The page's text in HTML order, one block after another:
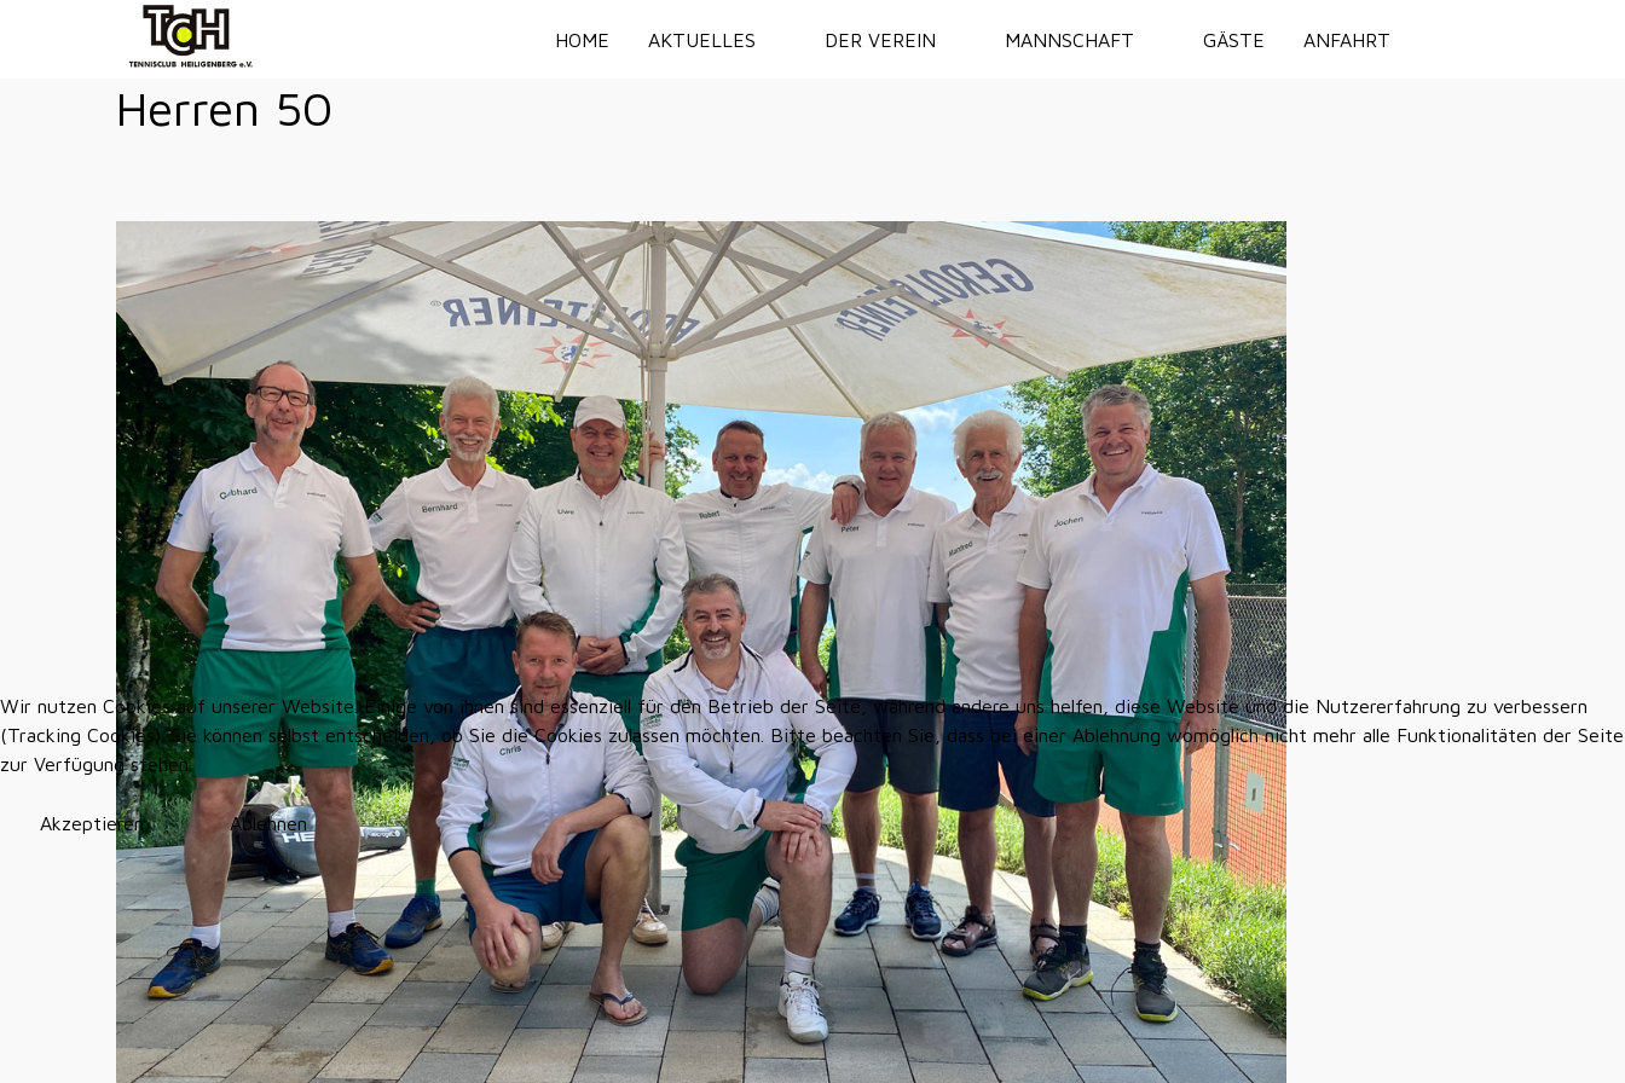
HOME AKTUELLES DER VEREIN MANNSCHAFT GÄSTE ANFAHRT
Herren 50
Wir nutzen Cookies auf unserer Website. Einige von ihnen sind essenziell für den Betrieb der Seite, während andere uns helfen, diese Website und die Nutzererfahrung zu verbessern
(Tracking Cookies). Sie können selbst entscheiden, ob Sie die Cookies zulassen möchten. Bitte beachten Sie, dass bei einer Ablehnung womöglich nicht mehr alle Funktionalitäten der Seite
zur Verfügung stehen.
Akzeptieren Ablehnen